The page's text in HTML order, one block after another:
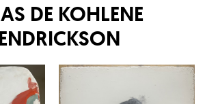
DE KOHLENE